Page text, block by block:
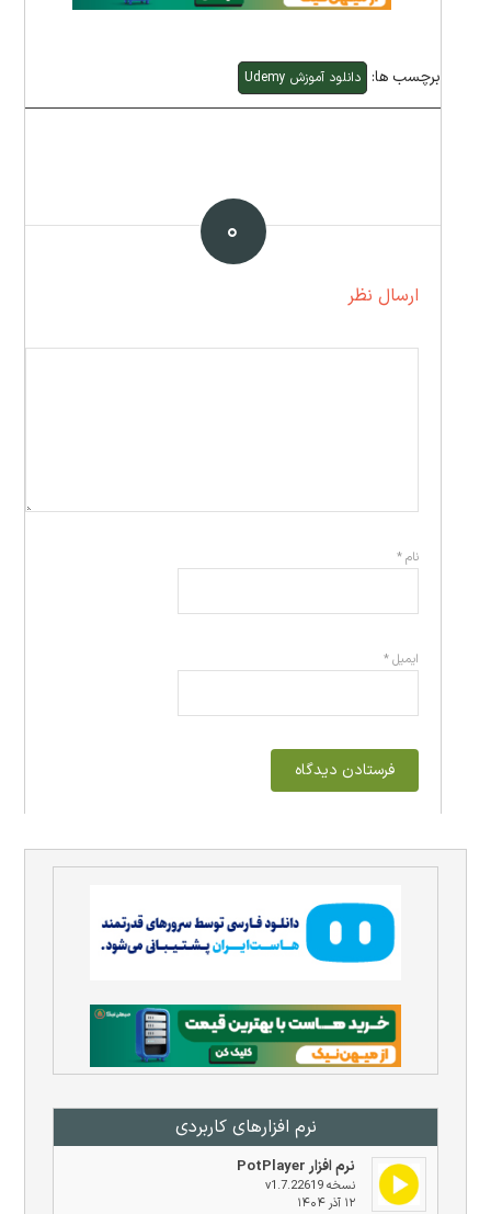
نرم افزار‌های کاربردی
نرم افزار PotPlayer
نسخه v1.7.22619
۱۲ آذر ۱۴۰۴
برچسب ها: دانلود آموزش Udemy
۰
ارسال نظر
نام*
ایمیل*